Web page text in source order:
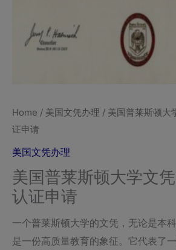
Home / 美国文凭办理 / 美国普莱斯顿大
证申请
美国文凭办理
美国普莱斯顿大学文凭
认证申请
一个普莱斯顿大学的文凭，无论是本
是一份高质量教育的象征。它代表了